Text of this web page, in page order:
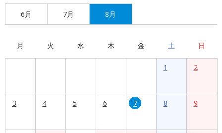
6月 7月 8月
月 火 水 木 金 土 日
1 2
3 4 5 6 7 8 9